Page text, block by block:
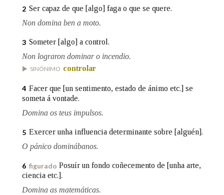
BUSCAR NO CONTIDO
Nas definicións
Nos exemplos
Na fraseoloxía
OUTRAS OPCIÓNS DE BUSCA
Marcas gramaticais
2 Ser capaz de que [algo] faga o que se quere.
Non domina ben a moto.
3 Someter [algo] a control.
Non lograron dominar o incendio.
SINÓNIMO controlar
4 Facer que [un sentimento, estado de ánimo etc.] se
someta á vontade.
Domina os teus impulsos.
5 Exercer unha influencia determinante sobre [alguén].
O pánico dominábanos.
6 figurado Posuír un fondo coñecemento de [unha arte,
ciencia etc.].
Domina as matemáticas.